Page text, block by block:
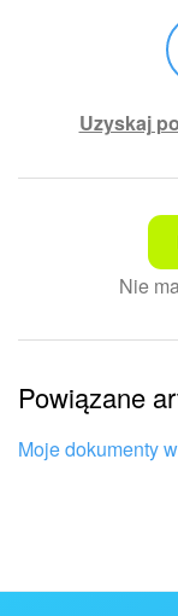
Uzyskaj
To nie jest
Informacje są
Artykuł jest za
Nie podoba mi
Nie
Powiązane
Moje dokumenty